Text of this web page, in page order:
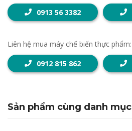
0913 56 3382
Liên hệ mua máy chế biến thực phẩm:
0912 815 862
Sản phẩm cùng danh mục